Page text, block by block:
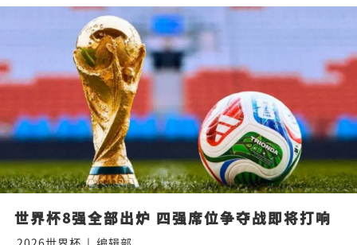
世界杯8强全部出炉 四强席位争夺战即将打响